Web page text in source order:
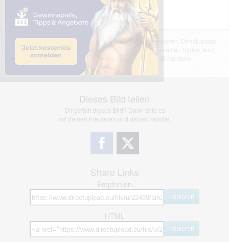
Das dargestellte Bild wurde von einem Nutzer hochgeladen. Directupload
übernimmt keinerlei Haftung für den Inhalt des dargestellten Bildes, wird
jedoch bei Verstößen nach §2(3) unserer AGB handeln.
Dieses Bild teilen
Dir gefällt dieses Bild? Dann teile es
mit deinen Freunden und deiner Familie.
Share Links
Empfohlen
kopieren
HTML
kopieren